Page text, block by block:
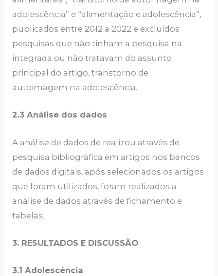
adolescência” e “alimentação e adolescência”,
publicados entre 2012 a 2022 e excluídos
pesquisas que não tinham a pesquisa na
integrada ou não tratavam do assunto
principal do artigo, transtorno de
autoimagem na adolescência.
2.3 Análise dos dados
A análise de dados de realizou através de
pesquisa bibliográfica em artigos nos bancos
de dados digitais, após selecionados os artigos
que foram utilizados, foram realizados a
análise de dados através de fichamento e
tabelas.
3. RESULTADOS E DISCUSSÃO
3.1 Adolescência